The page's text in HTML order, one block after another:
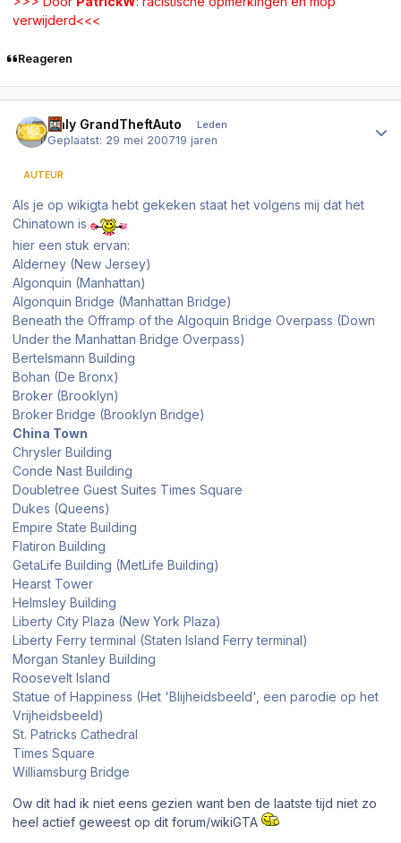
verwijderd<<<
Reageren
Only GrandTheftAuto Leden
Geplaatst: 29 mei 200719 jaren
AUTEUR
Als je op wikigta hebt gekeken staat het volgens mij dat het
Chinatown is
hier een stuk ervan:
Alderney (New Jersey)
Algonquin (Manhattan)
Algonquin Bridge (Manhattan Bridge)
Beneath the Offramp of the Algoquin Bridge Overpass (Down
Under the Manhattan Bridge Overpass)
Bertelsmann Building
Bohan (De Bronx)
Broker (Brooklyn)
Broker Bridge (Brooklyn Bridge)
China Town
Chrysler Building
Conde Nast Building
Doubletree Guest Suites Times Square
Dukes (Queens)
Empire State Building
Flatiron Building
GetaLife Building (MetLife Building)
Hearst Tower
Helmsley Building
Liberty City Plaza (New York Plaza)
Liberty Ferry terminal (Staten Island Ferry terminal)
Morgan Stanley Building
Roosevelt Island
Statue of Happiness (Het 'Blijheidsbeeld', een parodie op het
Vrijheidsbeeld)
St. Patricks Cathedral
Times Square
Williamsburg Bridge
Ow dit had ik niet eens gezien want ben de laatste tijd niet zo
heel actief geweest op dit forum/wikiGTA